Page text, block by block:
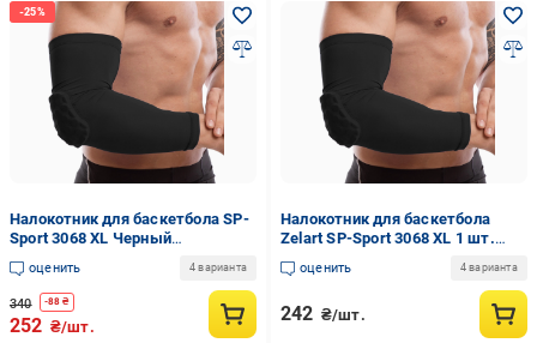
Налокотник для баскетбола SP-
Sport 3068 XL Черный
(NA001297)
оценить 4 варианта
340 -88 ₴
252 ₴/шт.
Налокотник для баскетбола
Zelart SP-Sport 3068 XL 1 шт.
Черный (DR004516)
оценить 4 варианта
242 ₴/шт.